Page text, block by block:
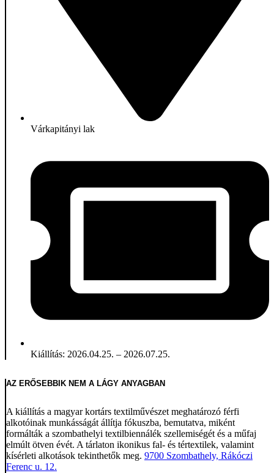
Várkapitányi lak
Kiállítás: 2026.04.25. – 2026.07.25.
AZ ERŐSEBBIK NEM A LÁGY ANYAGBAN
A kiállítás a magyar kortárs textilművészet meghatározó férfi
alkotóinak munkásságát állítja fókuszba, bemutatva, miként
formálták a szombathelyi textilbiennálék szellemiségét és a műfaj
elmúlt ötven évét. A tárlaton ikonikus fal- és tértextilek, valamint
kísérleti alkotások tekinthetők meg. 9700 Szombathely, Rákóczi
Ferenc u. 12.